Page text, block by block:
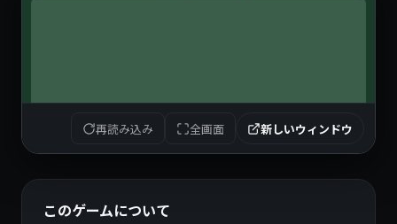
再読み込み 全画面 新しいウィンドウ
このゲームについて